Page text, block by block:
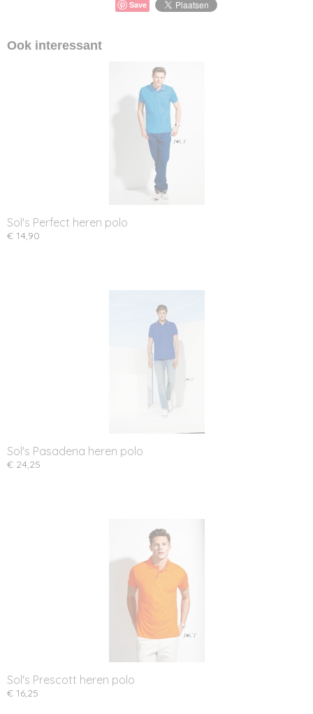
Save
Ook interessant
Sol's Perfect heren polo
€ 14,90
Sol's Pasadena heren polo
€ 24,25
Sol's Prescott heren polo
€ 16,25